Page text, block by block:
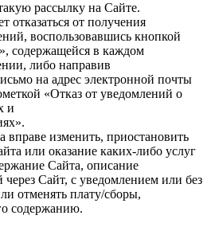
рассылку на Сайте.
отказаться от получения
воспользовавшись кнопкой
содержащейся в каждом
либо направив
на адрес электронной почты
«Отказ от уведомлений о
и
изменить, приостановить
или оказание каких-либо услуг
Сайта, описание
Сайт, с уведомлением или без
отменять плату/сборы,
содержанию.